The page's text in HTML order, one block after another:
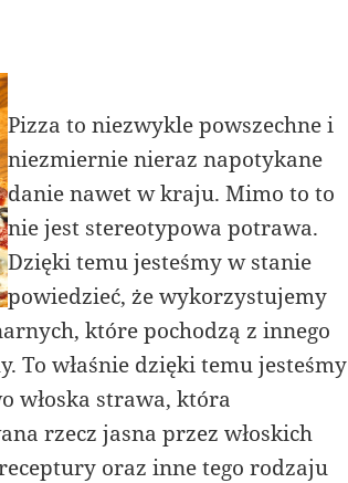
Pizza to niezwykle powszechne i
niezmiernie nieraz napotykane
danie nawet w kraju. Mimo to to
nie jest stereotypowa potrawa.
Dzięki temu jesteśmy w stanie
powiedzieć, że wykorzystujemy
które pochodzą z innego
To właśnie dzięki temu jesteśmy
włoska strawa, która
rzecz jasna przez włoskich
oraz inne tego rodzaju